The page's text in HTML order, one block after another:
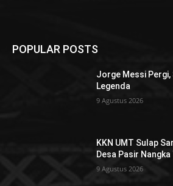
POPULAR POSTS
Jorge Messi Pergi,
Legenda
9 Agustus 2026
KKN UMT Sulap
Desa Pasir
9 Agustus 2026